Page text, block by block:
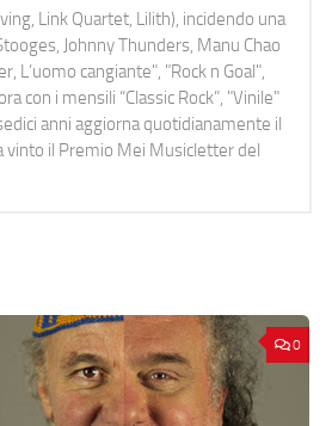
Link Quartet, Lilith), incidendo una
Johnny Thunders, Manu Chao
L’uomo cangiante", "Rock n Goal",
con i mensili “Classic Rock”, "Vinile"
anni aggiorna quotidianamente il
vinto il Premio Mei Musicletter del
0